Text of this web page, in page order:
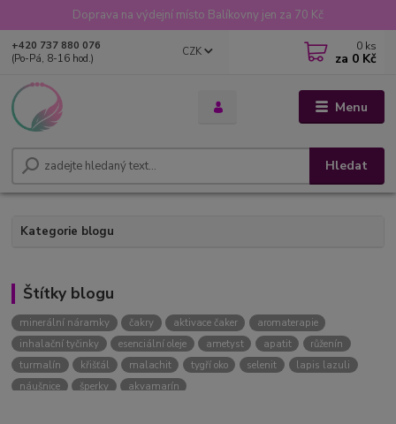
Doprava na výdejní místo Balíkovny jen za 70 Kč
Menu
CZK
Hledat
+420 737 880 076
(Po-Pá, 8-16 hod.)
0 ks
za 0 Kč
Kategorie blogu
Štítky blogu
minerální náramky čakry aktivace čaker
aromaterapie
inhalační tyčinky
esenciální oleje ametyst apatit
růženín
turmalín
křišťál malachit tygří oko selenit
lapis lazuli
náušnice
šperky akvamarín